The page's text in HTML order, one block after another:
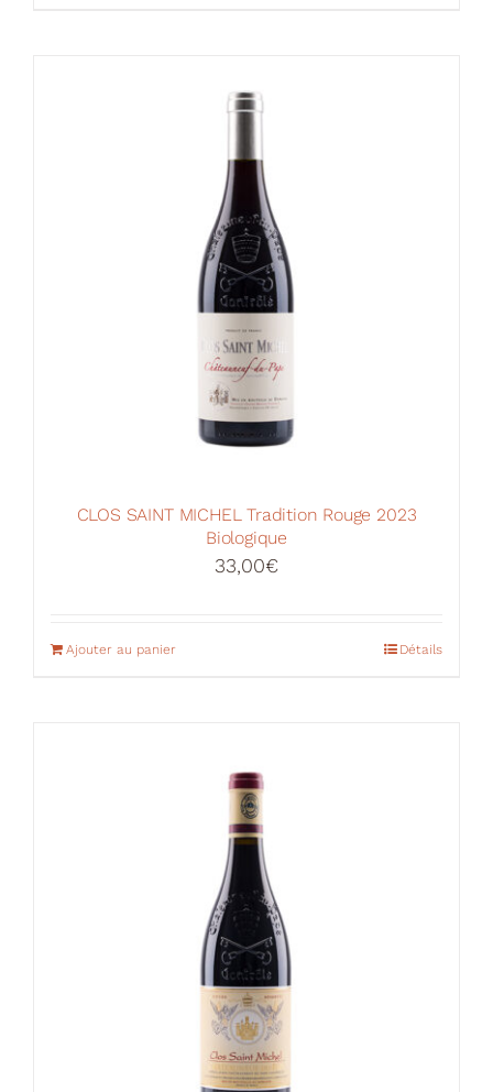
CLOS SAINT MICHEL Tradition Rouge 2023
Biologique
33,00€
Ajouter au panier Détails